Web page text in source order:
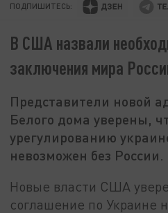
ПОДПИШИТЕСЬ:
В США назвали
заключения мира
Представители новой
Белого дома уверены,
урегулированию
невозможен без России.
Новые власти США
соглашение по Украине